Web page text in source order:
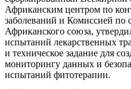
Африканским центром по
заболеваний и Комиссией по
Африканского союза,
испытаний лекарственных
и техническое задание для
мониторингу данных и
испытаний фитотерапии.